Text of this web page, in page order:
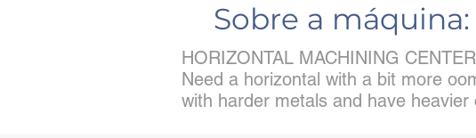
Sobre a máquina:
HORIZONTAL MACHINING
Need a horizontal with a bit more
with harder metals and have